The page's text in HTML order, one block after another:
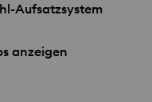
Aufsatzsystem
anzeigen